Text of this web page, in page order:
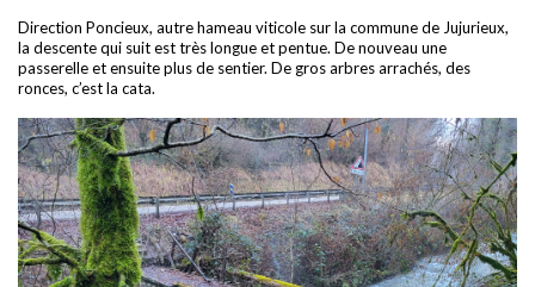
Direction Poncieux, autre hameau viticole sur la commune de Jujurieux,
la descente qui suit est très longue et pentue. De nouveau une
passerelle et ensuite plus de sentier. De gros arbres arrachés, des
ronces, c’est la cata.